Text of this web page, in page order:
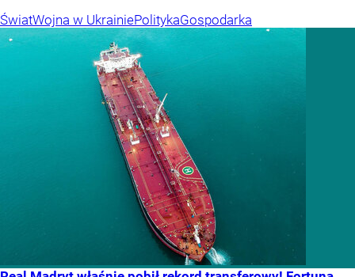
ŚwiatWojna w UkrainiePolitykaGospodarka